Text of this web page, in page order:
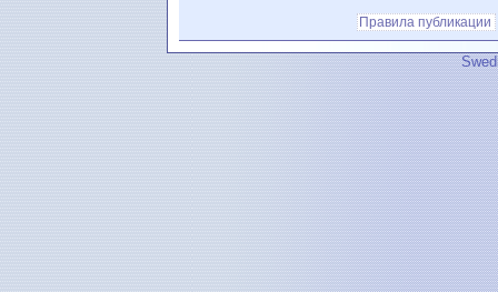
Правила публикации